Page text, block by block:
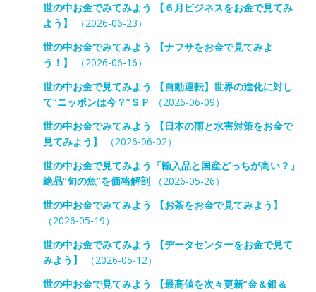
世の中お金でみてみよう 【６月ビジネスをお金で見てみ
よう】
（2026-06-23）
世の中お金でみてみよう 【ナフサをお金で見てみよ
う！】
（2026-06-16）
世の中お金で見てみよう 【自動運転】世界の進化に対し
て“ニッポンは今？”ＳＰ
（2026-06-09）
世の中お金でみてみよう 【日本の雨と水害対策をお金で
見てみよう】
（2026-06-02）
世の中お金で見てみよう「輸入品と国産どっちが高い？」
絶品“旬の魚”を価格解剖（2026-05-26）
世の中お金でみてみよう 【お茶をお金で見てみよう】
（2026-05-19）
世の中お金でみてみよう 【データセンターをお金で見て
みよう】
（2026-05-12）
世の中お金で見てみよう 【最高値を次々更新“金＆銀＆